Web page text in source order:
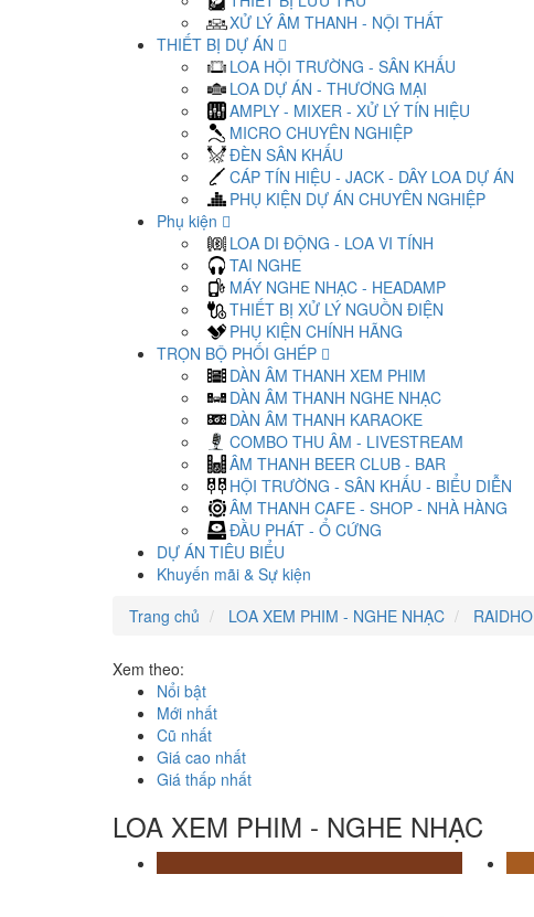
XỬ LÝ ÂM THANH - NỘI THẤT
THIẾT BỊ DỰ ÁN
LOA HỘI TRƯỜNG - SÂN KHẤU
LOA DỰ ÁN - THƯƠNG MẠI
AMPLY - MIXER - XỬ LÝ TÍN HIỆU
MICRO CHUYÊN NGHIỆP
ĐÈN SÂN KHẤU
CÁP TÍN HIỆU - JACK - DÂY LOA DỰ ÁN
PHỤ KIỆN DỰ ÁN CHUYÊN NGHIỆP
Phụ kiện
LOA DI ĐỘNG - LOA VI TÍNH
TAI NGHE
MÁY NGHE NHẠC - HEADAMP
THIẾT BỊ XỬ LÝ NGUỒN ĐIỆN
PHỤ KIỆN CHÍNH HÃNG
TRỌN BỘ PHỐI GHÉP
DÀN ÂM THANH XEM PHIM
DÀN ÂM THANH NGHE NHẠC
DÀN ÂM THANH KARAOKE
COMBO THU ÂM - LIVESTREAM
ÂM THANH BEER CLUB - BAR
HỘI TRƯỜNG - SÂN KHẤU - BIỂU DIỄN
ÂM THANH CAFE - SHOP - NHÀ HÀNG
ĐẦU PHÁT - Ổ CỨNG
DỰ ÁN TIÊU BIỂU
Khuyến mãi & Sự kiện
Trang chủ
LOA XEM PHIM - NGHE NHẠC RAIDHO
Xem theo:
Nổi bật
Mới nhất
Cũ nhất
Giá cao nhất
Giá thấp nhất
LOA XEM PHIM - NGHE NHẠC